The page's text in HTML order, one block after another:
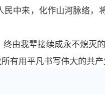
中来，化作山河脉络，
由我辈接续成永不熄灭的
用平凡书写伟大的共产